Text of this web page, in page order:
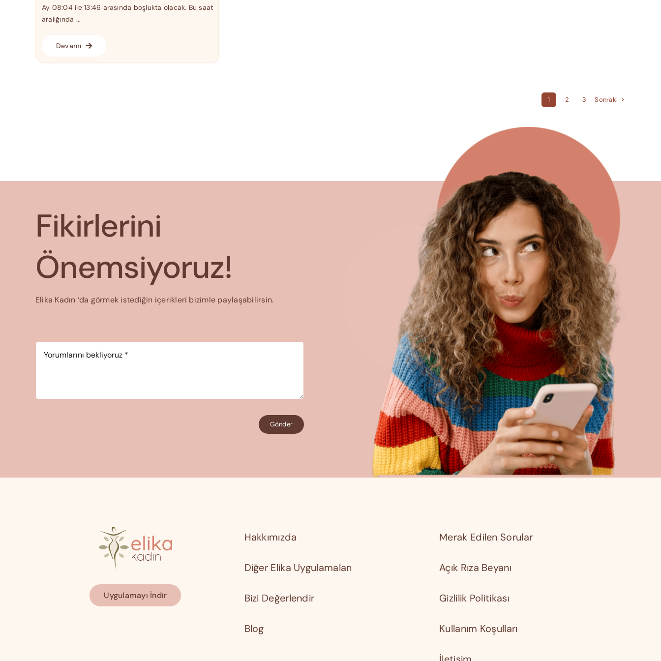
Ay 08:04 ile 13:46 arasında boşlukta olacak. Bu saat
aralığında ...
Devamı
1 2 3 Sonraki
Fikirlerini
Önemsiyoruz!
Elika Kadın ‘da görmek istediğin içerikleri bizimle paylaşabilirsin.
Gönder
Uygulamayı İndir
Hakkımızda
Diğer Elika Uygulamaları
Bizi Değerlendir
Blog
Merak Edilen Sorular
Açık Rıza Beyanı
Gizlilik Politikası
Kullanım Koşulları